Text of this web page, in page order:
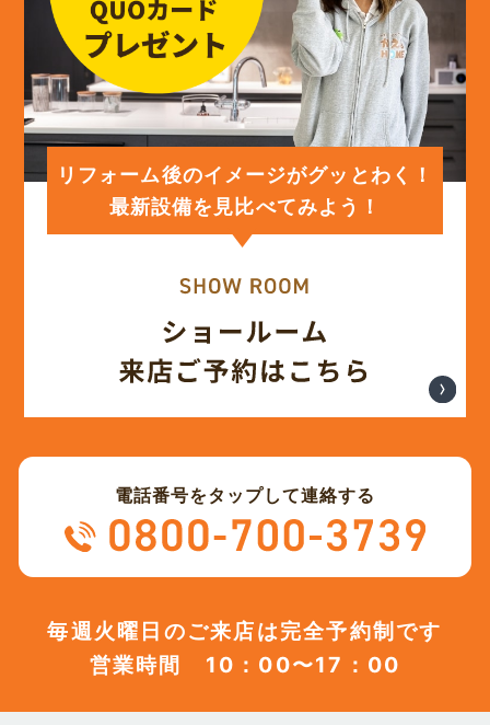
リフォーム後のイメージがグッとわく！
最新設備を見比べてみよう！
電話番号をタップして連絡する
毎週火曜日のご来店は完全予約制です
営業時間 10：00〜17：00